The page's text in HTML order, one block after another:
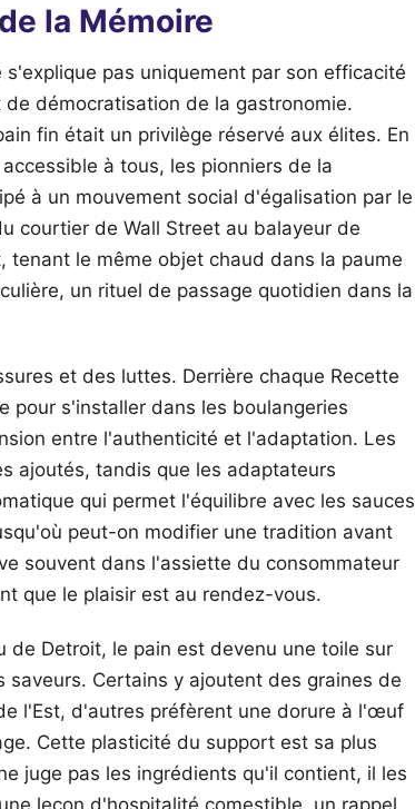
la Mémoire
pas uniquement par son efficacité
démocratisation de la gastronomie.
fin était un privilège réservé aux élites. En
à tous, les pionniers de la
à un mouvement social d'égalisation par le
courtier de Wall Street au balayeur de
tenant le même objet chaud dans la paume
un rituel de passage quotidien dans la
et des luttes. Derrière chaque Recette
pour s'installer dans les boulangeries
entre l'authenticité et l'adaptation. Les
ajoutés, tandis que les adaptateurs
qui permet l'équilibre avec les sauces
peut-on modifier une tradition avant
souvent dans l'assiette du consommateur
que le plaisir est au rendez-vous.
de Detroit, le pain est devenu une toile sur
Certains y ajoutent des graines de
l'Est, d'autres préfèrent une dorure à l'œuf
Cette plasticité du support est sa plus
juge pas les ingrédients qu'il contient, il les